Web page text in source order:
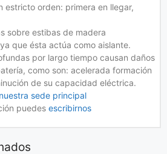
estricto orden: primera en llegar,
sobre estibas de madera
que ésta actúa como aislante.
por largo tiempo causan daños
como son: acelerada formación
de su capacidad eléctrica.
nuestra sede principal
puedes escribirnos